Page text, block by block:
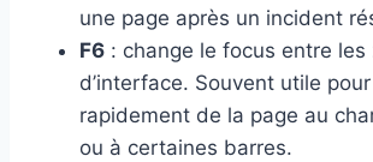
une page après un incident
F6 : change le focus entre les
d’interface. Souvent utile
rapidement de la page au
ou à certaines barres.